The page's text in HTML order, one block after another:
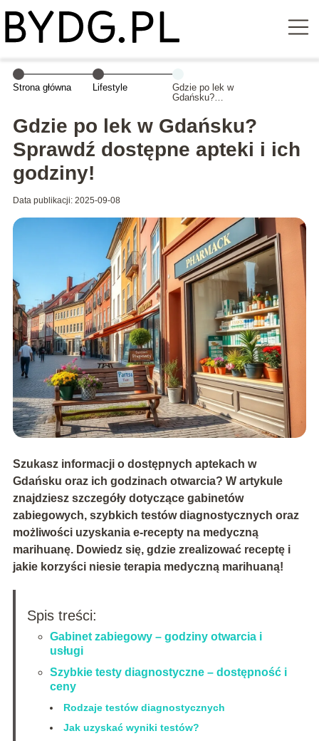
Strona główna Lifestyle
Gdzie po lek w
Gdańsku?
dostępne apteki
i ich godziny!
Gdzie po lek w Gdańsku?
Sprawdź dostępne apteki i ich
godziny!
Data publikacji: 2025-09-08
Szukasz informacji o dostępnych aptekach w
Gdańsku oraz ich godzinach otwarcia? W artykule
znajdziesz szczegóły dotyczące gabinetów
zabiegowych, szybkich testów diagnostycznych oraz
możliwości uzyskania e-recepty na medyczną
marihuanę. Dowiedz się, gdzie zrealizować receptę i
jakie korzyści niesie terapia medyczną marihuaną!
Spis treści:
Gabinet zabiegowy – godziny otwarcia i
usługi
Szybkie testy diagnostyczne – dostępność i
ceny
Rodzaje testów diagnostycznych
Jak uzyskać wyniki testów?